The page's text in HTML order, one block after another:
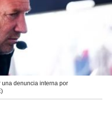
una denuncia interna por